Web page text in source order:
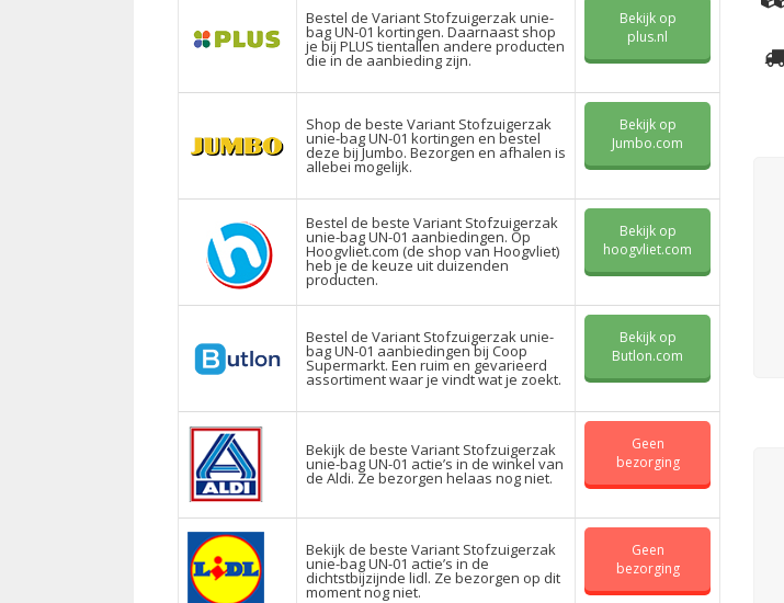
Bestel de Variant Stofzuigerzak unie-
bag UN-01 kortingen. Daarnaast shop
je bij PLUS tientallen andere producten
die in de aanbieding zijn.
Bekijk op
plus.nl
Shop de beste Variant Stofzuigerzak
unie-bag UN-01 kortingen en bestel
deze bij Jumbo. Bezorgen en afhalen is
allebei mogelijk.
Bekijk op
Jumbo.com
Bestel de beste Variant Stofzuigerzak
unie-bag UN-01 aanbiedingen. Op
Hoogvliet.com (de shop van Hoogvliet)
heb je de keuze uit duizenden
producten.
Bekijk op
hoogvliet.com
Bestel de Variant Stofzuigerzak unie-
bag UN-01 aanbiedingen bij Coop
Supermarkt. Een ruim en gevarieerd
assortiment waar je vindt wat je zoekt.
Bekijk op
Butlon.com
Bekijk de beste Variant Stofzuigerzak
unie-bag UN-01 actie’s in de winkel van
de Aldi. Ze bezorgen helaas nog niet.
Geen
bezorging
Bekijk de beste Variant Stofzuigerzak
unie-bag UN-01 actie’s in de
dichtstbijzijnde lidl. Ze bezorgen op dit
moment nog niet.
Geen
bezorging